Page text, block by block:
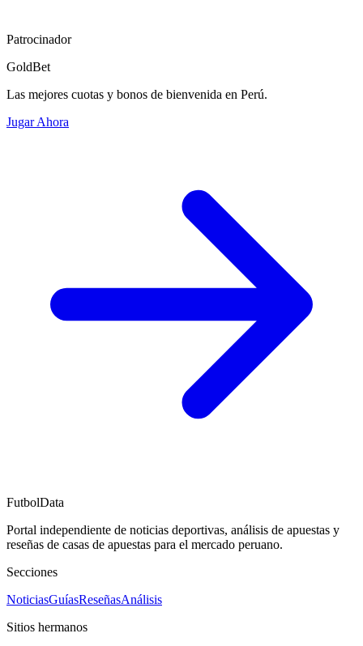
Patrocinador
GoldBet
Las mejores cuotas y bonos de bienvenida en Perú.
Jugar Ahora
FutbolData
Portal independiente de noticias deportivas, análisis de apuestas y
reseñas de casas de apuestas para el mercado peruano.
Secciones
NoticiasGuíasReseñasAnálisis
Sitios hermanos